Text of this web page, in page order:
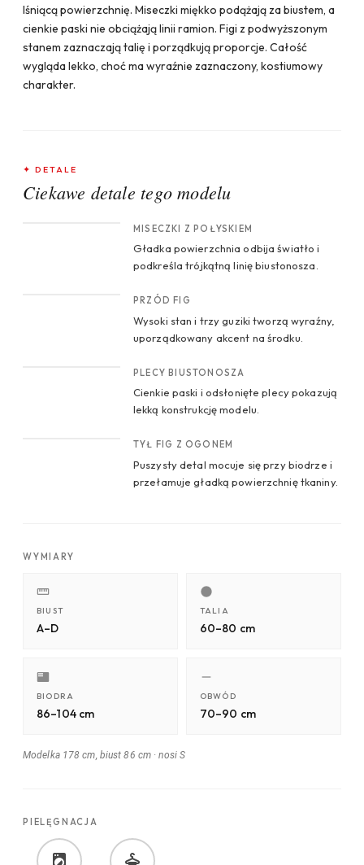
lśniącą powierzchnię. Miseczki miękko podążają za biustem, a
cienkie paski nie obciążają linii ramion. Figi z podwyższonym
stanem zaznaczają talię i porządkują proporcje. Całość
wygląda lekko, choć ma wyraźnie zaznaczony, kostiumowy
charakter.
✦ DETALE
Ciekawe detale tego modelu
MISECZKI Z POŁYSKIEM
Gładka powierzchnia odbija światło i
podkreśla trójkątną linię biustonosza.
PRZÓD FIG
Wysoki stan i trzy guziki tworzą wyraźny,
uporządkowany akcent na środku.
PLECY BIUSTONOSZA
Cienkie paski i odsłonięte plecy pokazują
lekką konstrukcję modelu.
TYŁ FIG Z OGONEM
Puszysty detal mocuje się przy biodrze i
przełamuje gładką powierzchnię tkaniny.
WYMIARY
BIUST
A–D
TALIA
60–80 cm
BIODRA
86–104 cm
OBWÓD
70–90 cm
Modelka 178 cm, biust 86 cm ·nosi S
PIELĘGNACJA